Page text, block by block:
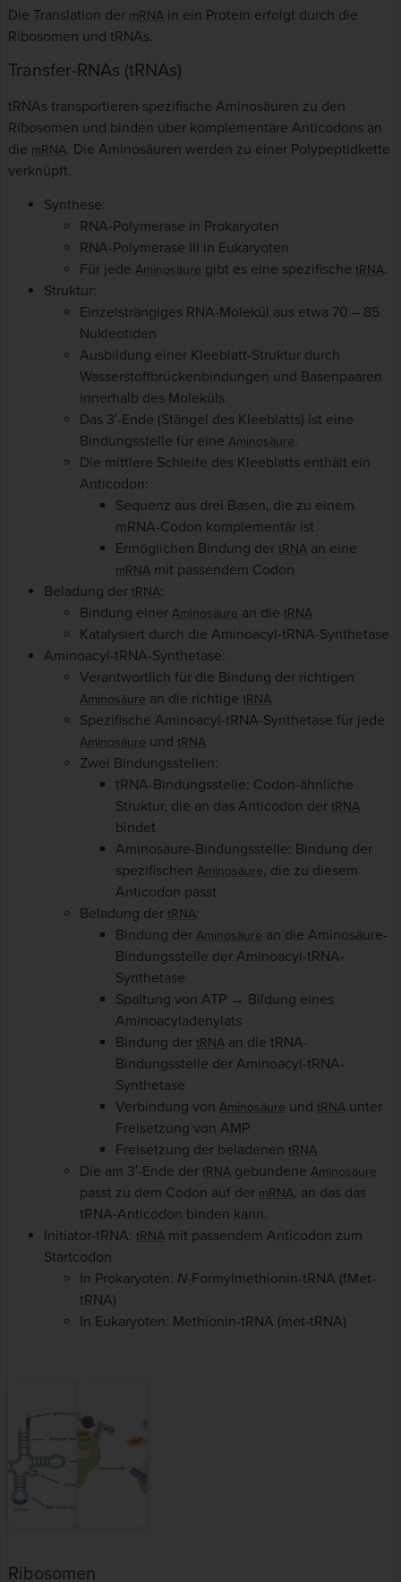
Die Translation der mRNA in ein Protein erfolgt durch die
Ribosomen und tRNAs.
Transfer-RNAs (tRNAs)
tRNAs transportieren spezifische Aminosäuren zu den
Ribosomen und binden über komplementäre Anticodons an
die mRNA. Die Aminosäuren werden zu einer Polypeptidkette
verknüpft.
Synthese:
RNA-Polymerase in Prokaryoten
RNA-Polymerase III in Eukaryoten
Für jede Aminosäure gibt es eine spezifische tRNA.
Struktur:
Einzelsträngiges RNA-Molekül aus etwa 70 – 85
Nukleotiden
Ausbildung einer Kleeblatt-Struktur durch
Wasserstoffbrückenbindungen und Basenpaaren
innerhalb des Moleküls
Das 3′-Ende (Stängel des Kleeblatts) ist eine
Bindungsstelle für eine Aminosäure.
Die mittlere Schleife des Kleeblatts enthält ein
Anticodon:
Sequenz aus drei Basen, die zu einem
mRNA-Codon komplementär ist
Ermöglichen Bindung der tRNA an eine
mRNA mit passendem Codon
Beladung der tRNA:
Bindung einer Aminosäure an die tRNA
Katalysiert durch die Aminoacyl-tRNA-Synthetase
Aminoacyl-tRNA-Synthetase:
Verantwortlich für die Bindung der richtigen
Aminosäure an die richtige tRNA
Spezifische Aminoacyl-tRNA-Synthetase für jede
Aminosäure und tRNA
Zwei Bindungsstellen:
tRNA-Bindungsstelle: Codon-ähnliche
Struktur, die an das Anticodon der tRNA
bindet
Aminosäure-Bindungsstelle: Bindung der
spezifischen Aminosäure, die zu diesem
Anticodon passt
Beladung der tRNA:
Bindung der Aminosäure an die Aminosäure-
Bindungsstelle der Aminoacyl-tRNA-
Synthetase
Spaltung von ATP → Bildung eines
Aminoacyladenylats
Bindung der tRNA an die tRNA-
Bindungsstelle der Aminoacyl-tRNA-
Synthetase
Verbindung von Aminosäure und tRNA unter
Freisetzung von AMP
Freisetzung der beladenen tRNA
Die am 3′-Ende der tRNA gebundene Aminosäure
passt zu dem Codon auf der mRNA, an das das
tRNA-Anticodon binden kann.
Initiator-tRNA: tRNA mit passendem Anticodon zum
Startcodon
In Prokaryoten: N-Formylmethionin-tRNA (fMet-
tRNA)
In Eukaryoten: Methionin-tRNA (met-tRNA)
Ribosomen